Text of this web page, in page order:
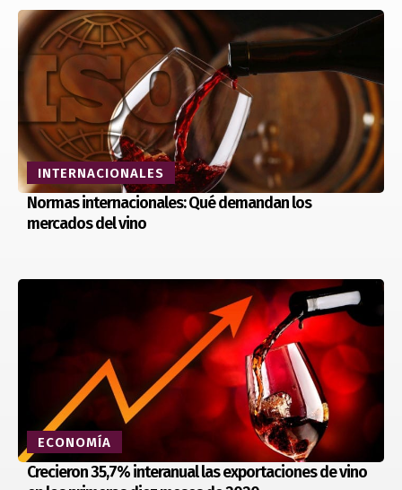
INTERNACIONALES
Normas internacionales: Qué demandan los
mercados del vino
ECONOMÍA
Crecieron 35,7% interanual las exportaciones de vino